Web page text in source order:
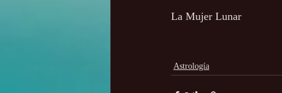
La Mujer Lunar
Astrología